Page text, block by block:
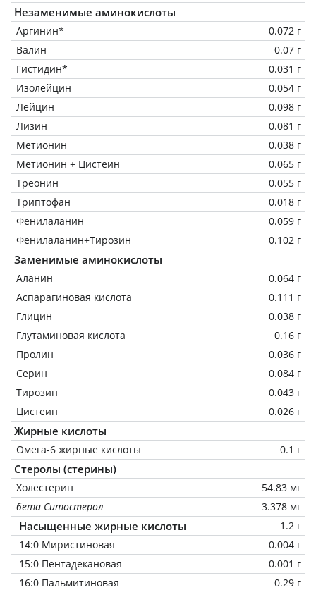
Незаменимые аминокислоты
Аргинин*
0.072 г
Валин
0.07 г
Гистидин*
0.031 г
Изолейцин
0.054 г
Лейцин
0.098 г
Лизин
0.081 г
Метионин
0.038 г
Метионин + Цистеин
0.065 г
Треонин
0.055 г
Триптофан
0.018 г
Фенилаланин
0.059 г
Фенилаланин+Тирозин
0.102 г
Заменимые аминокислоты
Аланин
0.064 г
Аспарагиновая кислота
0.111 г
Глицин
0.038 г
Глутаминовая кислота
0.16 г
Пролин
0.036 г
Серин
0.084 г
Тирозин
0.043 г
Цистеин
0.026 г
Жирные кислоты
Омега-6 жирные кислоты 0.1 г
Стеролы (стерины)
Холестерин
54.83 мг
бета Ситостерол
3.378 мг
Насыщенные жирные кислоты
1.2 г
14:0 Миристиновая
0.004 г
15:0 Пентадекановая
0.001 г
16:0 Пальмитиновая
0.29 г